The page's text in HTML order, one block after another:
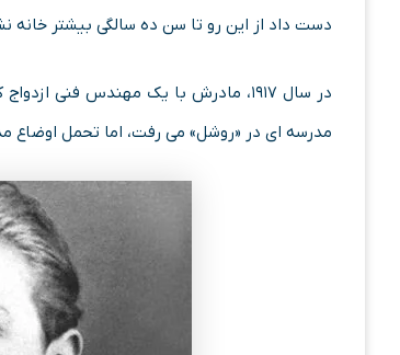
دست داد از این رو تا سن ده سالگی بیشتر خانه
مدرسه ای در «روشل» می رفت، اما تحمل اوضاع